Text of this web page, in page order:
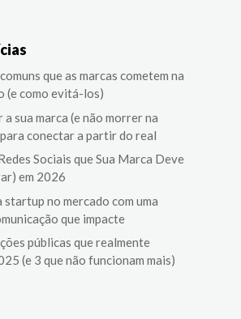
que as marcas cometem na
(e como evitá-los)
a sua marca (e não morrer na
conectar a partir do real
Sociais que Sua Marca Deve
em 2026
startup no mercado com uma
que impacte
públicas que realmente
(e 3 que não funcionam mais)